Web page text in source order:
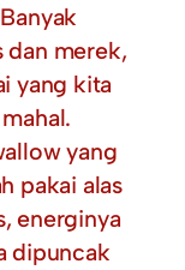
dan merek,
yang kita
yang
pakai alas
energinya
dipuncak